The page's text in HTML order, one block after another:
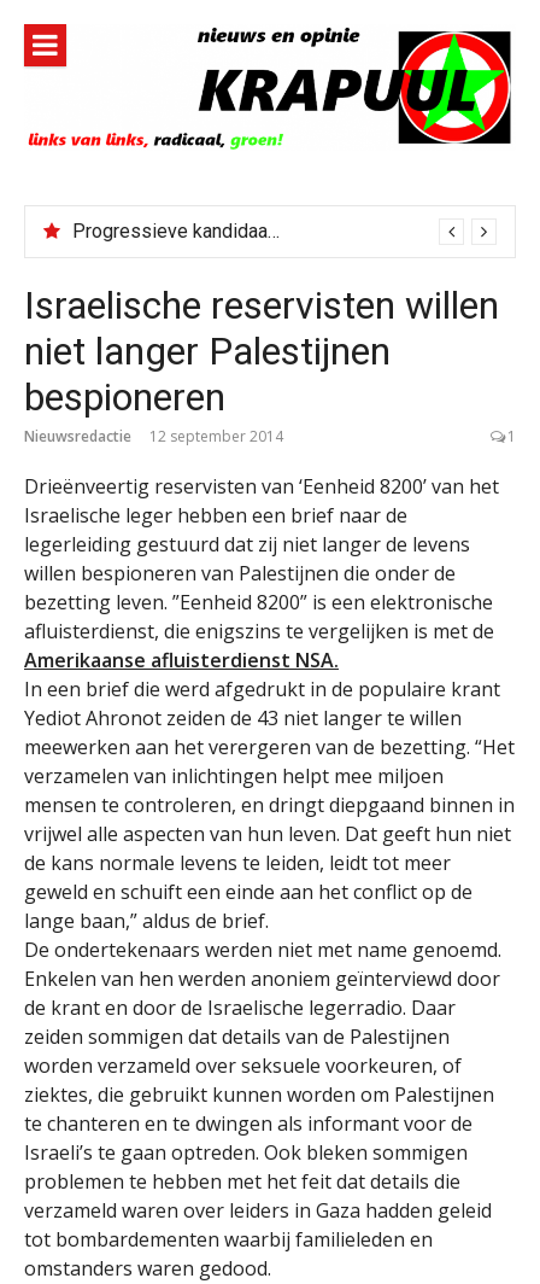
inhoud
Progressieve kandidaat El-Sayed senaatskandidaat Michigan
Israelische reservisten willen
niet langer Palestijnen
bespioneren
Nieuwsredactie 12 september 2014 1
Drieënveertig reservisten van ‘Eenheid 8200’ van het
Israelische leger hebben een brief naar de
legerleiding gestuurd dat zij niet langer de levens
willen bespioneren van Palestijnen die onder de
bezetting leven. ”Eenheid 8200” is een elektronische
afluisterdienst, die enigszins te vergelijken is met de
Amerikaanse afluisterdienst NSA.
In een brief die werd afgedrukt in de populaire krant
Yediot Ahronot zeiden de 43 niet langer te willen
meewerken aan het verergeren van de bezetting. “Het
verzamelen van inlichtingen helpt mee miljoen
mensen te controleren, en dringt diepgaand binnen in
vrijwel alle aspecten van hun leven. Dat geeft hun niet
de kans normale levens te leiden, leidt tot meer
geweld en schuift een einde aan het conflict op de
lange baan,” aldus de brief.
De ondertekenaars werden niet met name genoemd.
Enkelen van hen werden anoniem geïnterviewd door
de krant en door de Israelische legerradio. Daar
zeiden sommigen dat details van de Palestijnen
worden verzameld over seksuele voorkeuren, of
ziektes, die gebruikt kunnen worden om Palestijnen
te chanteren en te dwingen als informant voor de
Israeli’s te gaan optreden. Ook bleken sommigen
problemen te hebben met het feit dat details die
verzameld waren over leiders in Gaza hadden geleid
tot bombardementen waarbij familieleden en
omstanders waren gedood.